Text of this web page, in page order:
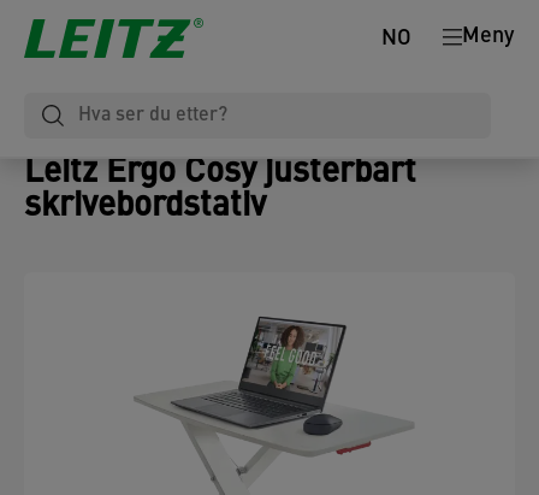
Meny
NO
Leitz Ergo Cosy justerbart
skrivebordstativ